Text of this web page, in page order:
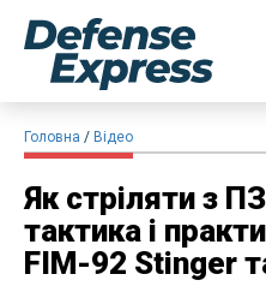
Головна Відео
Як стріляти з
тактика і
FIM-92 Stinger